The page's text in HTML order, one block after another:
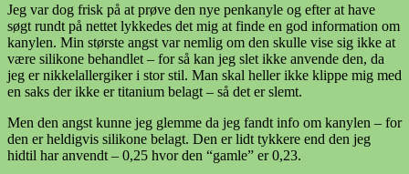
Jeg var dog frisk på at prøve den nye penkanyle og efter at have
søgt rundt på nettet lykkedes det mig at finde en god information om
kanylen. Min største angst var nemlig om den skulle vise sig ikke at
være silikone behandlet – for så kan jeg slet ikke anvende den, da
jeg er nikkelallergiker i stor stil. Man skal heller ikke klippe mig med
en saks der ikke er titanium belagt – så det er slemt.
Men den angst kunne jeg glemme da jeg fandt info om kanylen – for
den er heldigvis silikone belagt. Den er lidt tykkere end den jeg
hidtil har anvendt – 0,25 hvor den “gamle” er 0,23.